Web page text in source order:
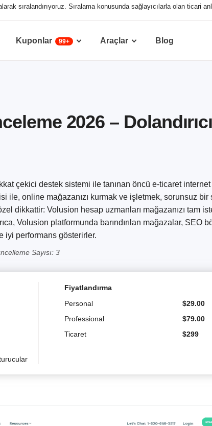
sıralandırıyoruz. Sıralama konusunda sağlayıcılarla olan ticari
Kuponlar 99+ Araçlar Blog
2026 –
çekici destek sistemi ile tanınan öncü e-ticaret
ile, online mağazanızı kurmak ve işletmek, sorunsuz bir
dikkattir: Volusion hesap uzmanları mağazanızı tam
Volusion platformunda barındırılan mağazalar, SEO
iyi performans gösterirler.
Sayısı: 3
Fiyatlandırma
Personal
$29.00
Professional
$79.00
Ticaret
$299